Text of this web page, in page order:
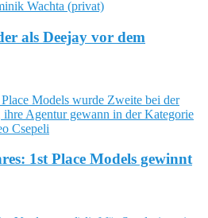
als Deejay vor dem
1st Place Models gewinnt